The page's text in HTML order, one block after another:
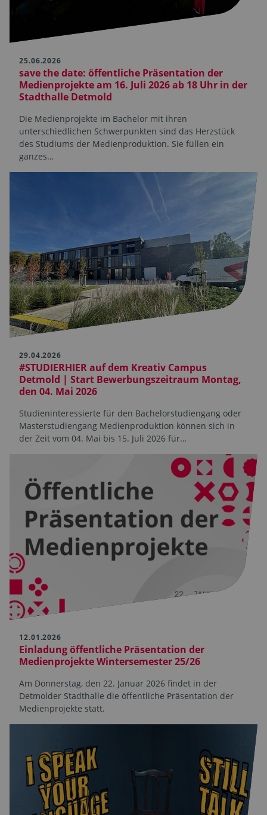
25.06.2026
save the date: öffentliche Präsentation der
Medienprojekte am 16. Juli 2026 ab 18 Uhr in der
Stadthalle Detmold
Die Medienprojekte im Bachelor mit ihren
unterschiedlichen Schwerpunkten sind das Herzstück
des Studiums der Medienproduktion. Sie füllen ein
ganzes…
29.04.2026
#STUDIERHIER auf dem Kreativ Campus
Detmold | Start Bewerbungszeitraum Montag,
den 04. Mai 2026
Studieninteressierte für den Bachelorstudiengang oder
Masterstudiengang Medienproduktion können sich in
der Zeit vom 04. Mai bis 15. Juli 2026 für…
12.01.2026
Einladung öffentliche Präsentation der
Medienprojekte Wintersemester 25/26
Am Donnerstag, den 22. Januar 2026 findet in der
Detmolder Stadthalle die öffentliche Präsentation der
Medienprojekte statt.